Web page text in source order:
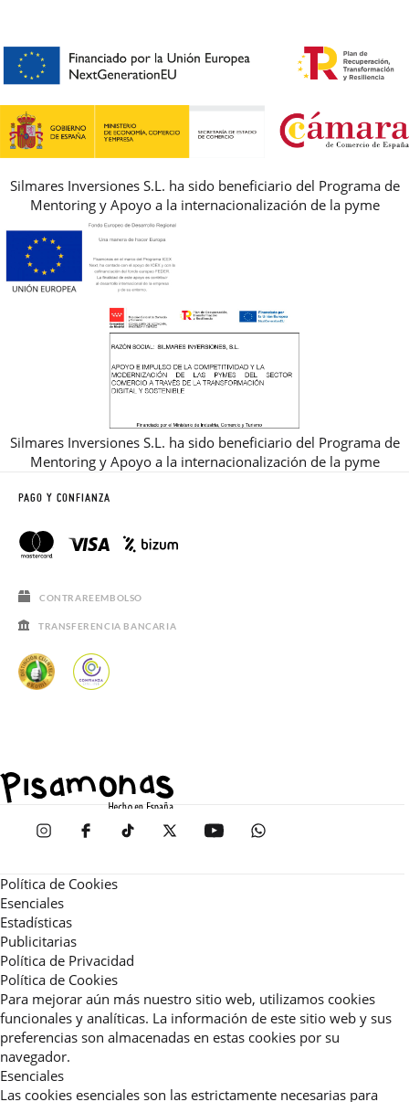
AVISO LEGAL, PRIVACIDAD Y COOKIES
REBAJAS
PREGUNTAS FRECUENTES
Silmares Inversiones S.L. ha sido beneficiario del Programa de
Mentoring y Apoyo a la internacionalización de la pyme
Silmares Inversiones S.L. ha sido beneficiario del Programa de
Mentoring y Apoyo a la internacionalización de la pyme
PAGO Y CONFIANZA
CONTRAREEMBOLSO
TRANSFERENCIA BANCARIA
Política de Cookies
Esenciales
Estadísticas
Publicitarias
Política de Privacidad
Política de Cookies
Para mejorar aún más nuestro sitio web, utilizamos cookies
funcionales y analíticas. La información de este sitio web y sus
preferencias son almacenadas en estas cookies por su
navegador.
Esenciales
Las cookies esenciales son las estrictamente necesarias para